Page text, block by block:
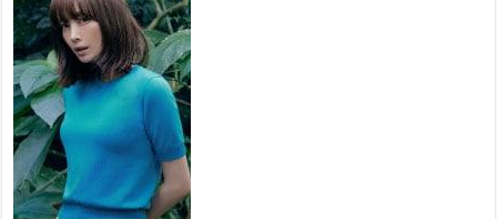
хуваарийн дагуу ажиллана
2026 оны 7 сар 15 / 11 цаг 18 минут
Үндэсний их баяр наадам эхэллээ
2026 оны 7 сар 15 / 11 цаг 14 минут
Үер усны аюулаас сэргийлж, нийслэлийн Онцгой
байдлын газрын 162 алба хаагч үүрэг гүйцэтгэж
байна
2026 оны 7 сар 15 / 11 цаг 07 минут